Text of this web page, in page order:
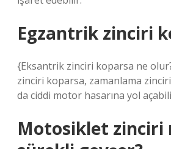
Egzantrik zinciri
{Eksantrik zinciri koparsa ne
zinciri koparsa, zamanlama
da ciddi motor hasarına yol
Motosiklet zinciri